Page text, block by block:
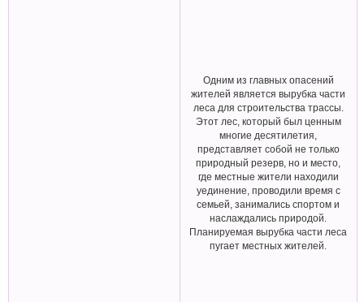
Одним из главных опасений
жителей является вырубка части
леса для строительства трассы.
Этот лес, который был ценным
многие десятилетия,
представляет собой не только
природный резерв, но и место,
где местные жители находили
уединение, проводили время с
семьей, занимались спортом и
наслаждались природой.
Планируемая вырубка части леса
пугает местных жителей.